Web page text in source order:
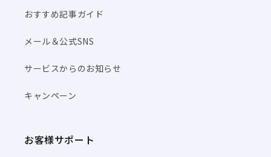
おすすめ記事ガイド
メール＆公式SNS
サービスからのお知らせ
キャンペーン
お客様サポート